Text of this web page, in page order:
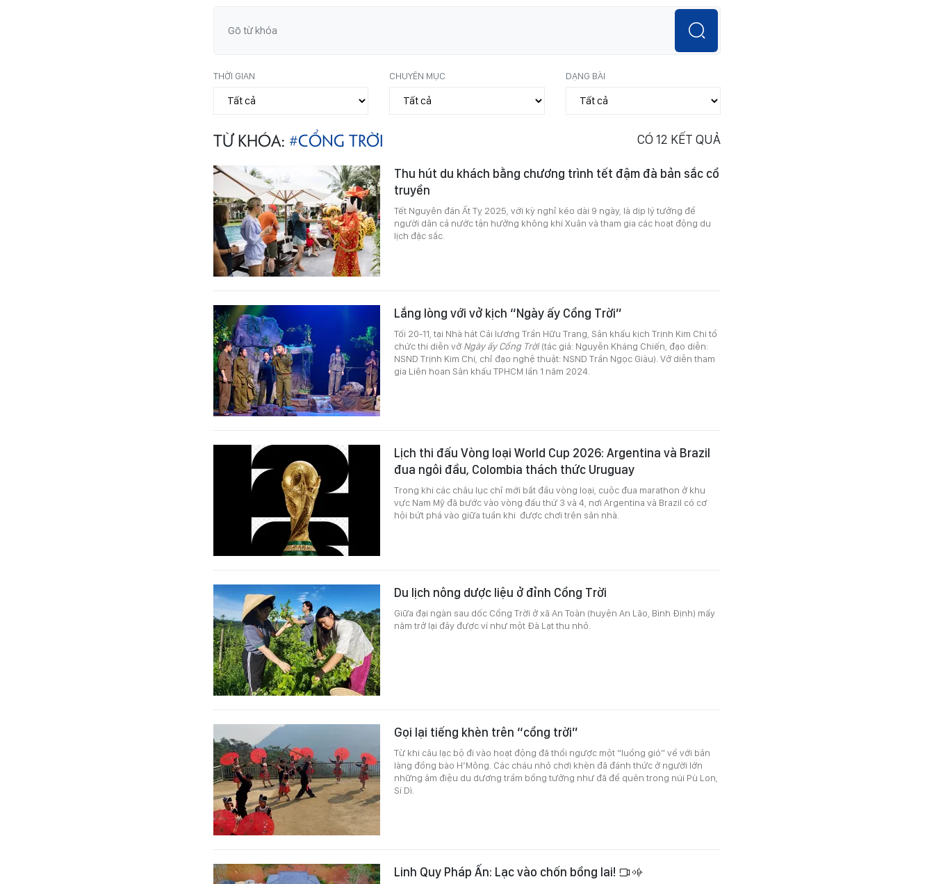
THỜI GIAN CHUYÊN MỤC DẠNG BÀI
TỪ KHÓA: #CỔNG TRỜI CÓ 12 KẾT QUẢ
Thu hút du khách bằng chương trình tết đậm đà bản sắc cổ
truyền
Tết Nguyên đán Ất Tỵ 2025, với kỳ nghỉ kéo dài 9 ngày, là dịp lý tưởng để
người dân cả nước tận hưởng không khí Xuân và tham gia các hoạt động du
lịch đặc sắc.
Lắng lòng với vở kịch “Ngày ấy Cổng Trời”
Tối 20-11, tại Nhà hát Cải lương Trần Hữu Trang, Sân khấu kịch Trịnh Kim Chi tổ
chức thi diễn vở Ngày ấy Cổng Trời(tác giả: Nguyễn Kháng Chiến, đạo diễn:
NSND Trịnh Kim Chi, chỉ đạo nghệ thuật: NSND Trần Ngọc Giàu). Vở diễn tham
gia Liên hoan Sân khấu TPHCM lần 1 năm 2024.
Lịch thi đấu Vòng loại World Cup 2026: Argentina và Brazil
đua ngôi đầu, Colombia thách thức Uruguay
Trong khi các châu lục chỉ mới bắt đầu vòng loại, cuộc đua marathon ở khu
vực Nam Mỹ đã bước vào vòng đấu thứ 3 và 4, nơi Argentina và Brazil có cơ
hội bứt phá vào giữa tuần khi được chơi trên sân nhà.
Du lịch nông dược liệu ở đỉnh Cổng Trời
Giữa đại ngàn sau dốc Cổng Trời ở xã An Toàn (huyện An Lão, Bình Định) mấy
năm trở lại đây được ví như một Đà Lạt thu nhỏ.
Gọi lại tiếng khèn trên “cổng trời”
Từ khi câu lạc bộ đi vào hoạt động đã thổi ngược một “luồng gió” về với bản
làng đồng bào H’Mông. Các cháu nhỏ chơi khèn đã đánh thức ở người lớn
những âm điệu du dương trầm bổng tưởng như đã để quên trong núi Pù Lon,
Sí Dì.
Linh Quy Pháp Ấn: Lạc vào chốn bồng lai!